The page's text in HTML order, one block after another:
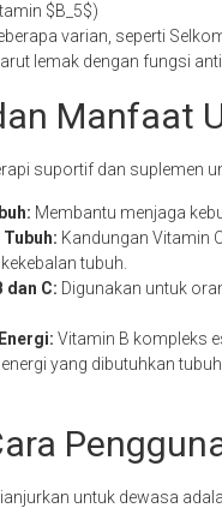
$B_5$)
varian, seperti
lemak dengan fungsi
Manfaat
suportif dan suplemen
Membantu menjaga
Kandungan Vitamin
tubuh.
dan C: Digunakan untuk
Vitamin B kompleks
yang dibutuhkan
untuk dewasa